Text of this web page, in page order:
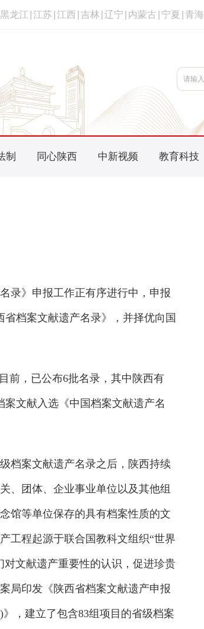
黑龙江 江苏 江西 吉林 辽宁 内蒙古 宁夏 青海
制 同心陕西 中新视频 教育科技
》申报工作正有序进行中，申报
档案文献遗产名录》，并择优向国
，已公布6批名录，其中陕西有
案文献入选《中国档案文献遗产名
档案文献遗产名录之后，陕西持续
、团体、企业事业单位以及其他组
馆等单位保存的具有档案性质的文
工程起源于联合国教科文组织“世界
文献遗产重要性的认识，促进珍贵
局印发《陕西省档案文献遗产申报
，建立了包含83组项目的省级档案